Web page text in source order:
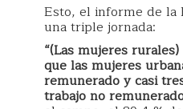
Esto, el informe de la
una triple jornada:
“(Las mujeres
que las mujeres
remunerado y casi
trabajo no